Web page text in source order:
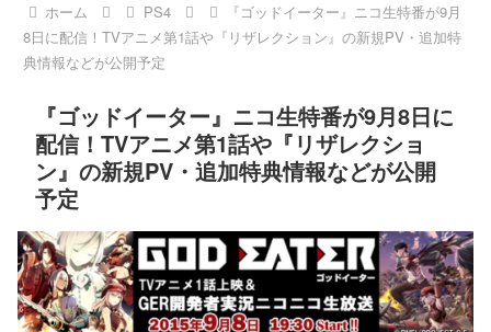
ホーム PS4
『ゴッドイーター』ニコ生特番が9月
8日に配信！TVアニメ第1話や『リザレクション』の新規PV・追加特
典情報などが公開予定
『ゴッドイーター』ニコ生特番が9月8日に
配信！TVアニメ第1話や『リザレクショ
ン』の新規PV・追加特典情報などが公開
予定